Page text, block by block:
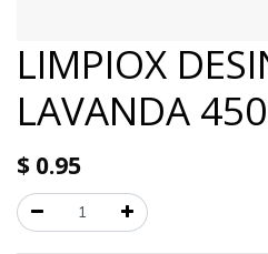
LIMPIOX
LAVANDA
$ 0.95